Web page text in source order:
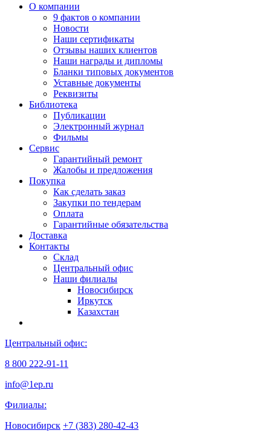
О компании
9 фактов о компании
Новости
Наши сертификаты
Отзывы наших клиентов
Наши награды и дипломы
Бланки типовых документов
Уставные документы
Реквизиты
Библиотека
Публикации
Электронный журнал
Фильмы
Сервис
Гарантийный ремонт
Жалобы и предложения
Покупка
Как сделать заказ
Закупки по тендерам
Оплата
Гарантийные обязательства
Доставка
Контакты
Склад
Центральный офис
Наши филиалы
Новосибирск
Иркутск
Казахстан
Центральный офис:
8 800 222-91-11
info@1ep.ru
Филиалы:
Новосибирск +7 (383) 280-42-43